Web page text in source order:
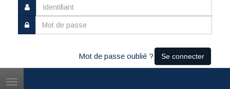
Mot de passe oublié ? Se connecter
Toggle